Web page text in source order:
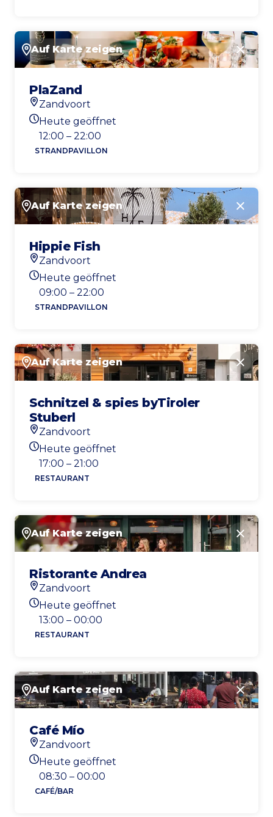
Auf Karte zeigen
PlaZand
Standort
Zandvoort
Heutigen Öffnungszeiten
Heute geöffnet
12:00 – 22:00
STRANDPAVILLON
Auf Karte zeigen
Hippie Fish
Standort
Zandvoort
Heutigen Öffnungszeiten
Heute geöffnet
09:00 – 22:00
STRANDPAVILLON
Auf Karte zeigen
Schnitzel & spies byTiroler
Stuberl
Standort
Zandvoort
Heutigen Öffnungszeiten
Heute geöffnet
17:00 – 21:00
RESTAURANT
Auf Karte zeigen
Ristorante Andrea
Standort
Zandvoort
Heutigen Öffnungszeiten
Heute geöffnet
13:00 – 00:00
RESTAURANT
Auf Karte zeigen
Café Mío
Standort
Zandvoort
Heutigen Öffnungszeiten
Heute geöffnet
08:30 – 00:00
CAFÉ/BAR